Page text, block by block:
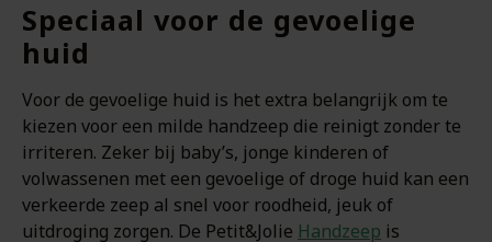
Speciaal voor de gevoelige
huid
Voor de gevoelige huid is het extra belangrijk om te
kiezen voor een milde handzeep die reinigt zonder te
irriteren. Zeker bij baby’s, jonge kinderen of
volwassenen met een gevoelige of droge huid kan een
verkeerde zeep al snel voor roodheid, jeuk of
uitdroging zorgen. De Petit&Jolie Handzeep is